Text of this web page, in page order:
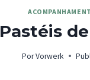
Pastéis
Por Vorwerk